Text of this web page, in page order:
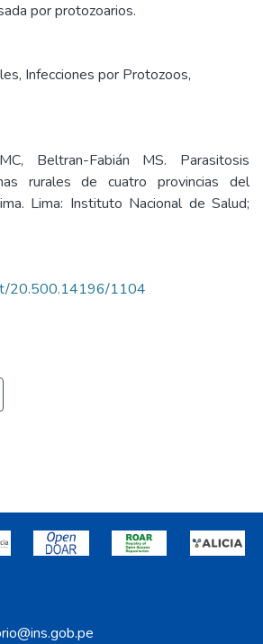
por protozoarios.
, Infecciones por Protozoos,
Beltran-Fabián MS. Parasitosis
rurales de cuatro provincias del
Lima: Instituto Nacional de Salud;
20.500.14196/1104